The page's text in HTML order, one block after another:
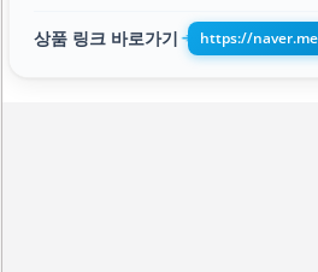
상품 링크 바로가기 ➔ https://